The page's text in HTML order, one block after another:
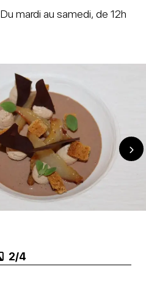
Du mardi au samedi, de 12h
3/4